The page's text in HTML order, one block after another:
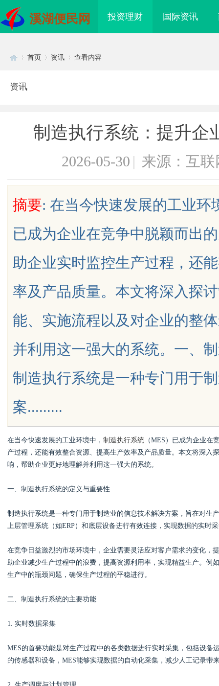
溪湖便民网 投资理财 国际资讯
uz
Bo
首页 资讯 查看内容
资讯
制造执行系统：提升企
2026-05-30 | 来源：互联
摘要: 在当今快速发展的工业环
已成为企业在竞争中脱颖而出
助企业实时监控生产过程，还
率及产品质量。本文将深入探
能、实施流程以及对企业的整
并利用这一强大的系统。一、
制造执行系统是一种专门用于
案.........
在当今快速发展的工业环境中， 制造执行系统 （MES）已成为企业在
产过程，还能有效整合资源、提高生产效率及产品质量。本文将深入
响，帮助企业更好地理解并利用这一强大的系统。
一、制造执行系统的定义与重要性
制造执行系统是一种专门用于制造业的信息技术解决方案，旨在对生
上层管理系统（如ERP）和底层设备进行有效连接，实现数据的实时
在竞争日益激烈的市场环境中，企业需要灵活应对客户需求的变化，
助企业减少生产过程中的浪费，提高资源利用率，实现精益生产。例
生产中的瓶颈问题，确保生产过程的平稳进行。
二、制造执行系统的主要功能
1. 实时数据采集
MES的首要功能是对生产过程中的各类数据进行实时采集，包括设
的传感器和设备，MES能够实现数据的自动化采集，减少人工记录带
花钱，ai却天天给他免费派单？ 究竟藏